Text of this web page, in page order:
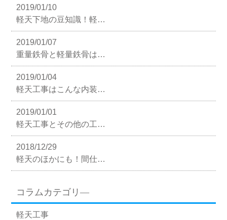
2019/01/10
軽天下地の豆知識！軽…
2019/01/07
重量鉄骨と軽量鉄骨は…
2019/01/04
軽天工事はこんな内装…
2019/01/01
軽天工事とその他の工…
2018/12/29
軽天のほかにも！間仕…
コラムカテゴリ―
軽天工事